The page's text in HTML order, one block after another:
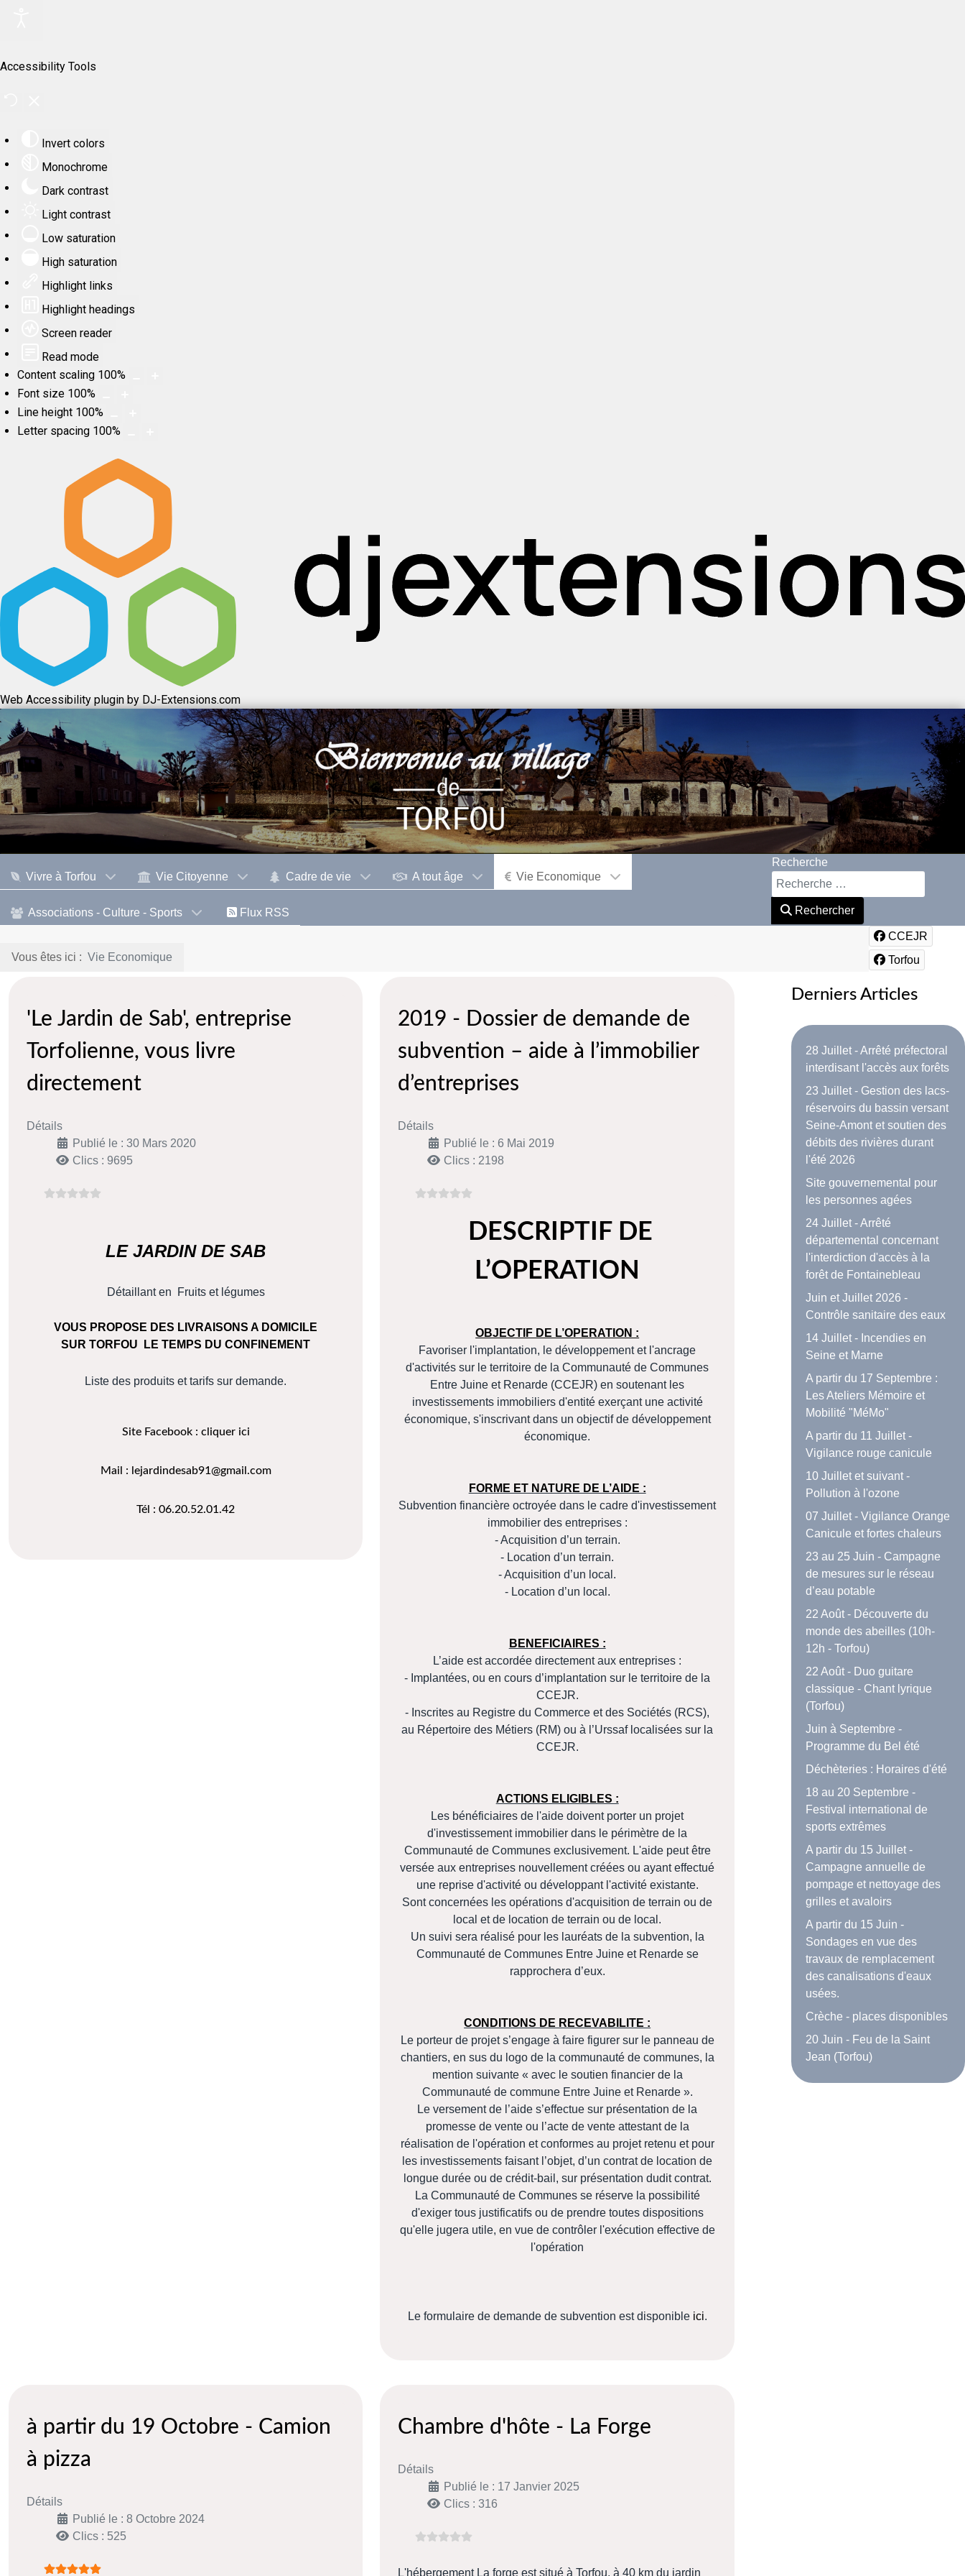
Accessibility Tools
Invert colors
Monochrome
Dark contrast
Light contrast
Low saturation
High saturation
Highlight links
Highlight headings
Screen reader
Read mode
Content scaling 100%
Font size 100%
Line height 100%
Letter spacing 100%
Web Accessibility plugin by DJ-Extensions.com
Vivre à Torfou Vie Citoyenne Cadre de vie A tout âge Vie Economique
Associations - Culture - Sports Flux RSS
Recherche
Rechercher
Vous êtes ici : Vie Economique
CCEJR
Torfou
'Le Jardin de Sab', entreprise
Torfolienne, vous livre
directement
Détails
Publié le : 30 Mars 2020
Clics : 9695
LE JARDIN DE SAB
Détaillant en Fruits et légumes
VOUS PROPOSE DES LIVRAISONS A DOMICILE
SUR TORFOU
LE TEMPS DU CONFINEMENT
Liste des produits et tarifs sur demande.
Site Facebook : cliquer ici
Mail : lejardindesab91@gmail.com
Tél : 06.20.52.01.42
2019 - Dossier de demande de
subvention – aide à l’immobilier
d’entreprises
Détails
Publié le : 6 Mai 2019
Clics : 2198
DESCRIPTIF DE
L’OPERATION
OBJECTIF DE L’OPERATION :
Favoriser l'implantation, le développement et l'ancrage
d'activités sur le territoire de la Communauté de Communes
Entre Juine et Renarde (CCEJR) en soutenant les
investissements immobiliers d'entité exerçant une activité
économique, s'inscrivant dans un objectif de développement
économique.
FORME ET NATURE DE L’AIDE :
Subvention financière octroyée dans le cadre d'investissement
immobilier des entreprises :
- Acquisition d’un terrain.
- Location d’un terrain.
- Acquisition d’un local.
- Location d’un local.
BENEFICIAIRES :
L’aide est accordée directement aux entreprises :
- Implantées, ou en cours d’implantation sur le territoire de la
CCEJR.
- Inscrites au Registre du Commerce et des Sociétés (RCS),
au Répertoire des Métiers (RM) ou à l’Urssaf localisées sur la
CCEJR.
ACTIONS ELIGIBLES :
Les bénéficiaires de l'aide doivent porter un projet
d'investissement immobilier dans le périmètre de la
Communauté de Communes exclusivement. L'aide peut être
versée aux entreprises nouvellement créées ou ayant effectué
une reprise d'activité ou développant l'activité existante.
Sont concernées les opérations d'acquisition de terrain ou de
local et de location de terrain ou de local.
Un suivi sera réalisé pour les lauréats de la subvention, la
Communauté de Communes Entre Juine et Renarde se
rapprochera d’eux.
CONDITIONS DE RECEVABILITE :
Le porteur de projet s’engage à faire figurer sur le panneau de
chantiers, en sus du logo de la communauté de communes, la
mention suivante « avec le soutien financier de la
Communauté de commune Entre Juine et Renarde ».
Le versement de l’aide s’effectue sur présentation de la
promesse de vente ou l’acte de vente attestant de la
réalisation de l'opération et conformes au projet retenu et pour
les investissements faisant l’objet, d’un contrat de location de
longue durée ou de crédit-bail, sur présentation dudit contrat.
La Communauté de Communes se réserve la possibilité
d'exiger tous justificatifs ou de prendre toutes dispositions
qu'elle jugera utile, en vue de contrôler l'exécution effective de
l'opération
Le formulaire de demande de subvention est disponible ici.
à partir du 19 Octobre - Camion
à pizza
Détails
Publié le : 8 Octobre 2024
Clics : 525
Chambre d'hôte - La Forge
Détails
Publié le : 17 Janvier 2025
Clics : 316
L'hébergement La forge est situé à Torfou, à 40 km du jardin
Derniers Articles
28 Juillet - Arrêté préfectoral
interdisant l'accès aux forêts
23 Juillet - Gestion des lacs-
réservoirs du bassin versant
Seine-Amont et soutien des
débits des rivières durant
l'été 2026
Site gouvernemental pour
les personnes agées
24 Juillet - Arrêté
départemental concernant
l'interdiction d'accès à la
forêt de Fontainebleau
Juin et Juillet 2026 -
Contrôle sanitaire des eaux
14 Juillet - Incendies en
Seine et Marne
A partir du 17 Septembre :
Les Ateliers Mémoire et
Mobilité "MéMo"
A partir du 11 Juillet -
Vigilance rouge canicule
10 Juillet et suivant -
Pollution à l'ozone
07 Juillet - Vigilance Orange
Canicule et fortes chaleurs
23 au 25 Juin - Campagne
de mesures sur le réseau
d’eau potable
22 Août - Découverte du
monde des abeilles (10h-
12h - Torfou)
22 Août - Duo guitare
classique - Chant lyrique
(Torfou)
Juin à Septembre -
Programme du Bel été
Déchèteries : Horaires d'été
18 au 20 Septembre -
Festival international de
sports extrêmes
A partir du 15 Juillet -
Campagne annuelle de
pompage et nettoyage des
grilles et avaloirs
A partir du 15 Juin -
Sondages en vue des
travaux de remplacement
des canalisations d'eaux
usées.
Crèche - places disponibles
20 Juin - Feu de la Saint
Jean (Torfou)